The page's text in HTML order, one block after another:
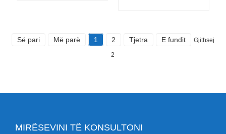
Së pari Më parë 1 2 Tjetra E fundit Gjithsej
2
MIRËSEVINI TË KONSULTONI